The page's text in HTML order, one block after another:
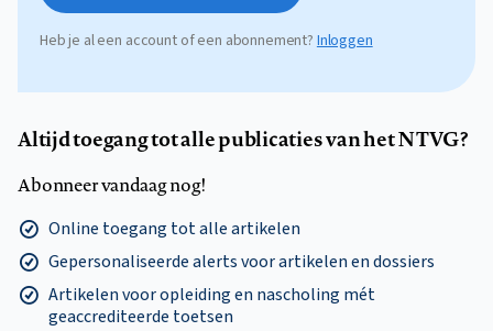
Heb je al een account of een abonnement?Inloggen
Altijd toegang tot alle publicaties van het NTVG?
Abonneer vandaag nog!
Online toegang tot alle artikelen
Gepersonaliseerde alerts voor artikelen en dossiers
Artikelen voor opleiding en nascholing mét
geaccrediteerde toetsen